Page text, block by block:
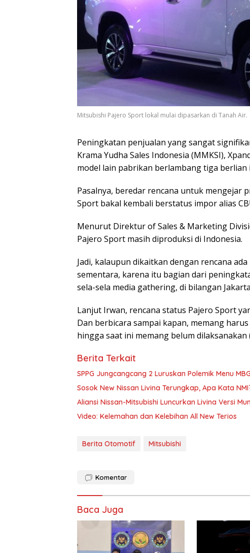
Mitsubishi Pajero Sport lokal mulai dipasarkan di Tanah Air.
Peningkatan penjualan yang sangat
Krama Yudha Sales Indonesia (MMKSI),
model lain pabrikan berlambang tiga berlian
Pasalnya, beredar rencana untuk mengejar
Sport bakal kembali berstatus impor alias
Menurut Direktur of Sales & Marketing
Pajero Sport masih diproduksi di Indonesia.
Jadi, kalaupun dikaitkan dengan rencana
sementara, karena itu bagian dari
sela-sela media gathering, di bilangan
Lanjut Irwan, rencana status Pajero Sport
Dan berbicara sampai kapan, memang
hingga saat ini memang belum
Berita Terkait
SPPG Jungcangcang 2 Luruskan Polemik Menu
Sosok New Nissan Livina Terungkap, Apa Kata
Aliansi Nissan-Mitsubishi Luncurkan Livina Versi
Video: Kelemahan dan Kelebihan All New Terios
Berita Otomotif Mitsubishi
Komentar
Baca Juga